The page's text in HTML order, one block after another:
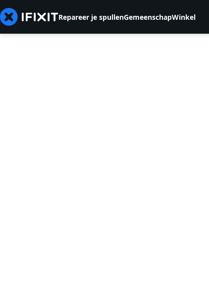
Repareer je spullenGemeenschapWinkel